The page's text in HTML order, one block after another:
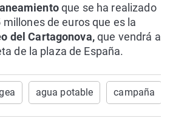
que se ha realizado
de euros que es la
del Cartagonova,que vendrá a
de la plaza de España.
agua potable campaña